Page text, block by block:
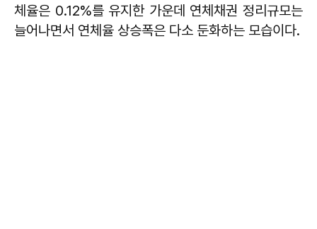
체율은 0.12%를 유지한 가운데 연체채권 정리규모는
늘어나면서 연체율 상승폭은 다소 둔화하는 모습이다.